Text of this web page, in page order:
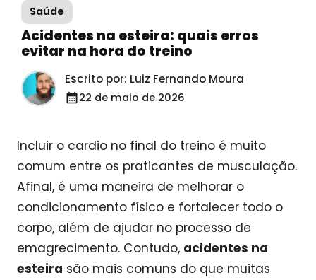
Saúde
Acidentes na esteira: quais erros
evitar na hora do treino
Escrito por: Luiz Fernando Moura
22 de maio de 2026
Incluir o cardio no final do treino é muito
comum entre os praticantes de musculação.
Afinal, é uma maneira de melhorar o
condicionamento físico e fortalecer todo o
corpo, além de ajudar no processo de
emagrecimento. Contudo, acidentes na
esteira são mais comuns do que muitas